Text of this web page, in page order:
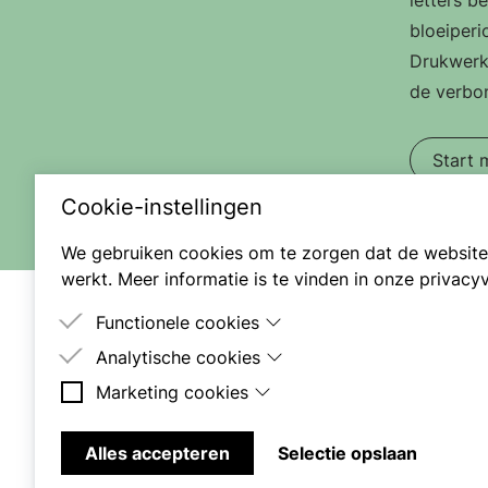
Cookie-instellingen
We gebruiken cookies om te zorgen dat de
werkt. Meer informatie is te vinden in onze
Functionele cookies
Deze cookies zijn nodig om de site goed te laten
Analytische cookies
Deze cookies worden gebruikt om het gedrag van
Marketing cookies
Deze cookies worden gebruikt om een profiel van
bouwen, bijvoorbeeld voor het tonen van gerichte
Alles accepteren Selectie opslaan
de
Start
Ontdek
Boekenstad